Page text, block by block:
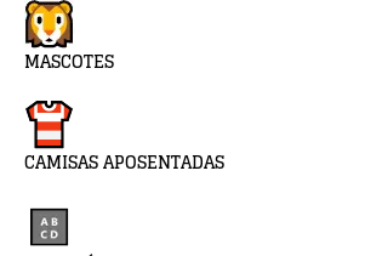
MASCOTES
CAMISAS APOSENTADAS